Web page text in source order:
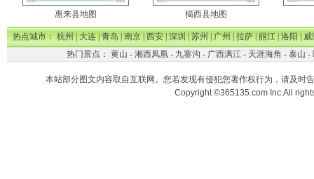
惠来县地图 揭西县地图
热点城市：杭州|大连|青岛|南京|西安|深圳|苏州|广州|拉萨|丽江|洛阳|威
热门景点： 黄山 - 湘西凤凰- 九寨沟 - 广西漓江- 天涯海角 - 泰山 -
本站部分图文内容取自互联网。您若发现有侵犯您著作权行为，请及时
Copyright ©365135.com Inc.All